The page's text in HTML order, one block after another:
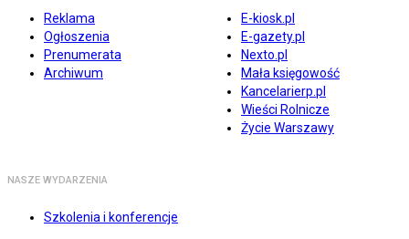
Reklama
Ogłoszenia
Prenumerata
Archiwum
E-kiosk.pl
E-gazety.pl
Nexto.pl
Mała księgowość
Kancelarierp.pl
Wieści Rolnicze
Życie Warszawy
NASZE WYDARZENIA
Szkolenia i konferencje